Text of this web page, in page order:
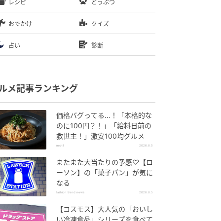
レシピ どうぶつ
おでかけ クイズ
占い 診断
メ記事ランキング
価格バグってる…！「本格的な
のに100円？！」「給料日前の
救世主！」激安100均グルメ
michill 2026.8.5
またまた大当たりの予感♡【ロ
ーソン】の「菓子パン」が気に
なる
fashion trend news 2026.8.5
【コスモス】大人気の「おいし
い冷凍食品」シリーズを食べて